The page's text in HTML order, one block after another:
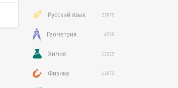
Русский язык 23870
Геометрия 6755
Химия 12023
Физика 12672